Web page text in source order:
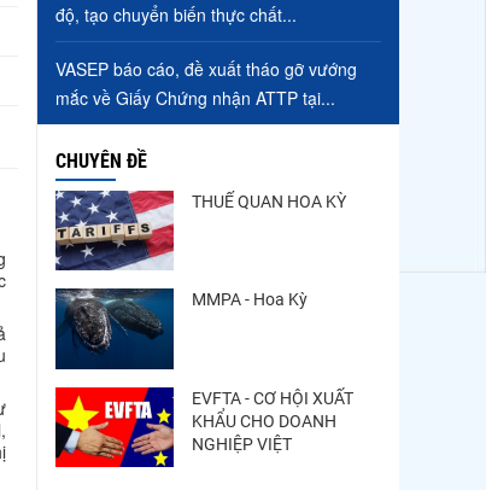
độ, tạo chuyển biến thực chất...
VASEP báo cáo, đề xuất tháo gỡ vướng
mắc về Giấy Chứng nhận ATTP tại...
CHUYÊN ĐỀ
THUẾ QUAN HOA KỲ
MMPA - Hoa Kỳ
EVFTA - CƠ HỘI XUẤT
KHẨU CHO DOANH
NGHIỆP VIỆT